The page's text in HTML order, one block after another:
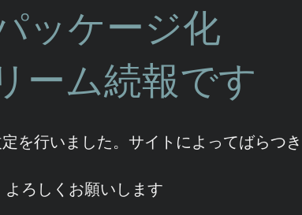
美少女 その他 ロリ＆ショタ
ッケージ化
ーム続報です
を行いました。サイトによってばらつき
ろしくお願いします